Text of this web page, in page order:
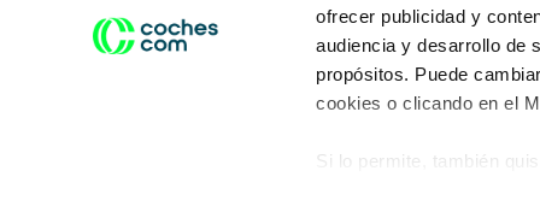
ofrecer publicidad y
audiencia y desarrollo de
propósitos. Puede
cookies o clicando en el
Si lo permite, también
Conduce tu futuro,
desata tu movilidad